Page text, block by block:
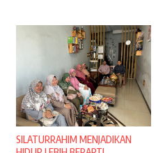
SILATURRAHIM MENJADIKAN